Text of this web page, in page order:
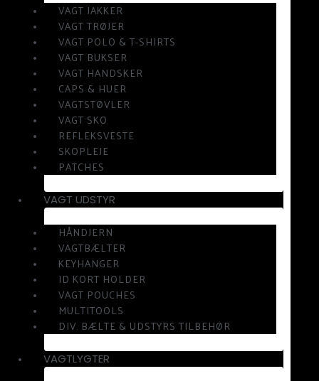
VAGT JAKKER
VAGT TRØJER
VAGT POLO & T-SHIRTS
VAGT BUKSER
VAGT HANDSKER
CAPS & HUER
VAGTSTØVLER
VAGT SKO
REFLEKSVESTE
SKOPLEJE
PATCHES
VAGT UDSTYR
HÅNDJERN
VAGTBÆLTER
KEYHANGER
ID KORT HOLDER
VAGT POUCHES
MULTITOOLS
DIV. BÆLTE & UDSTYRS TILBEHØR
VAGTLYGTER